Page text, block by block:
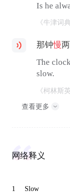
Is he
《牛津词典
那钟慢
The
slow.
《柯林斯
查看更多
网络释义
1 Slow